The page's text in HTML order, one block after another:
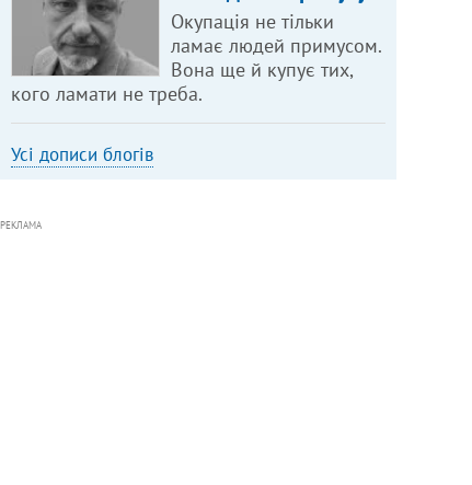
Окупація не тільки
ламає людей примусом.
Вона ще й купує тих,
кого ламати не треба.
Усі дописи блогів
РЕКЛАМА